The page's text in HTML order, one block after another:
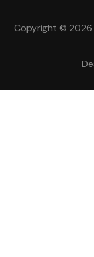
Copyright © 2026